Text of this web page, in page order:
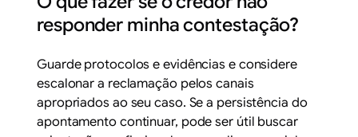
responder minha contestação?
Guarde protocolos e evidências e considere
escalonar a reclamação pelos canais
apropriados ao seu caso. Se a persistência do
apontamento continuar, pode ser útil buscar